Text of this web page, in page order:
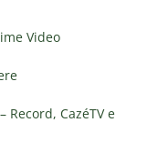
Video
Record, CazéTV e